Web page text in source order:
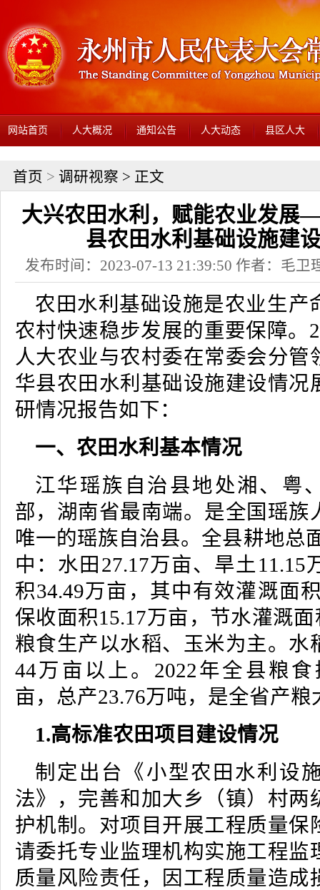
网站首页 人大概况 通知公告 人大动态 县区人大
首页 > 调研视察 > 正文
大兴农田水利，赋能农业发
县农田水利基础设施建
发布时间：2023-07-13 21:39:50 作者：毛卫
农田水利基础设施是农业生产
农村快速稳步发展的重要保障。
人大农业与农村委在常委会分管
华县农田水利基础设施建设情况
研情况报告如下：
一、农田水利基本情况
江华瑶族自治县地处湘、粤
部，湖南省最南端。是全国瑶族
唯一的瑶族自治县。全县耕地总
中：水田27.17万亩、旱土11.15
积34.49万亩，其中有效灌溉面
保收面积15.17万亩，节水灌溉
粮食生产以水稻、玉米为主。水
44万亩以上。2022年全县粮食
亩，总产23.76万吨，是全省产粮
1.高标准农田项目建设情况
制定出台《小型农田水利设
法》，完善和加大乡（镇）村两
护机制。对项目开展工程质量保
请委托专业监理机构实施工程监
质量风险责任，因工程质量造成